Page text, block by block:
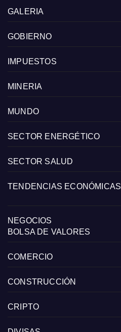
GALERIA
GOBIERNO
IMPUESTOS
MINERIA
MUNDO
SECTOR ENERGÉTICO
SECTOR SALUD
TENDENCIAS ECONÓMICAS
NEGOCIOS
BOLSA DE VALORES
COMERCIO
CONSTRUCCIÓN
CRIPTO